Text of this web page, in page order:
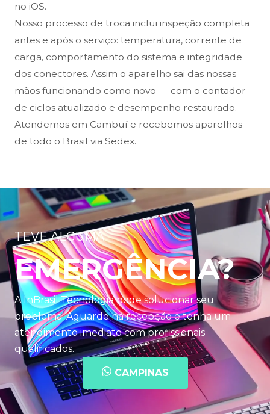
no iOS.
Nosso processo de troca inclui inspeção completa
antes e após o serviço: temperatura, corrente de
carga, comportamento do sistema e integridade
dos conectores. Assim o aparelho sai das nossas
mãos funcionando como novo — com o contador
de ciclos atualizado e desempenho restaurado.
Atendemos em Cambuí e recebemos aparelhos
de todo o Brasil via Sedex.
TEVE ALGUMA
EMERGÊNCIA?
A InBrasil Tecnologia pode solucionar seu
problema! Aguarde na recepção e tenha um
atendimento imediato com profissionais
qualificados.
CAMPINAS